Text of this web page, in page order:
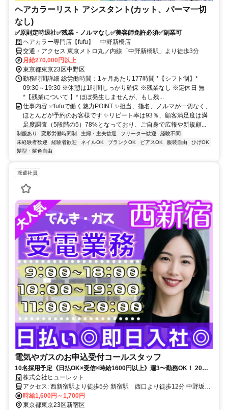
ヘアカラーリスト アシスタント(カット、パーマ一切
なし)
✅原則定時退社✅残業・ノルマなし✅美容師免許必須✅副業可
ヘアカラー専門店【fufu】 中野新橋店
交通・アクセス 東京メトロ丸ノ内線「中野新橋駅」より徒歩3分
月給270,000円以上
東京都東京23区中野区
勤務時間詳細 総労働時間：1ヶ月あたり177時間 *【シフト制】*
09:30～19:30 ※休憩は1時間しっかり確保 ※残業なし ※定休日 無
*【残業について 】* ほぼ発生しませんが、もし残...
仕事内容 ✅fufuで働く魅力POINT ✨担当、指名、ノルマが一切なく、
ほとんどが予約のお客様です ✨リピート率は93％、顧客満足度は満
足度調査（5段階の5）78%となっており、ご自身で広報や新規顧...
制服あり 変形労働時間制 主婦・主夫歓迎 フリーター歓迎
経験不問
未経験者歓迎
経験者歓迎 ネイルOK ブランクOK ピアスOK 服装自由
ひげOK
髪型・髪色自由
派遣社員
電気やガスのお申込受付コールスタッフ
10名採用予定《日払OK×受信×時給1600円以上》週3〜勤務OK！ 20～
30代の方を中心に活躍中！未経験から始められる受信コールセンター！
株式会社ヒューレット
アクセス: 西新宿駅より徒歩5分 新宿駅 西口より徒歩12分 中野坂上
駅より徒歩6分 西武新宿駅より徒歩9分 都庁前駅より徒歩6分
時給1,600円～1,700円
東京都東京23区新宿区